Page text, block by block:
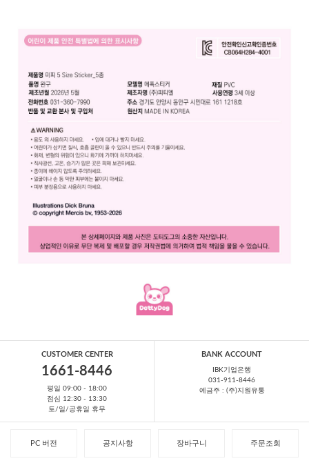
CUSTOMER CENTER
1661-8446
평일 09:00 - 18:00
점심 12:30 - 13:30
토/일/공휴일 휴무
BANK ACCOUNT
IBK기업은행
031-911-8446
예금주 : (주)지원유통
PC 버전 공지사항 장바구니 주문조회